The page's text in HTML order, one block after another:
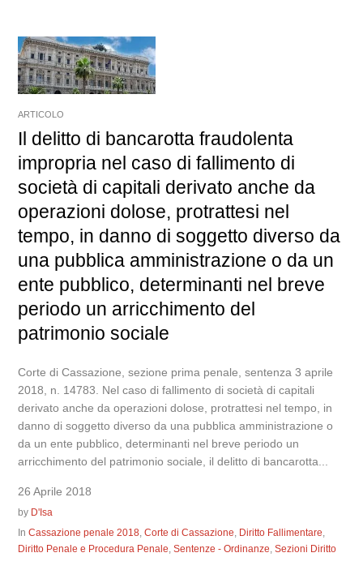
ARTICOLO
Il delitto di bancarotta fraudolenta
impropria nel caso di fallimento di
società di capitali derivato anche da
operazioni dolose, protrattesi nel
tempo, in danno di soggetto diverso da
una pubblica amministrazione o da un
ente pubblico, determinanti nel breve
periodo un arricchimento del
patrimonio sociale
Corte di Cassazione, sezione prima penale, sentenza 3 aprile
2018, n. 14783. Nel caso di fallimento di società di capitali
derivato anche da operazioni dolose, protrattesi nel tempo, in
danno di soggetto diverso da una pubblica amministrazione o
da un ente pubblico, determinanti nel breve periodo un
arricchimento del patrimonio sociale, il delitto di bancarotta...
26 Aprile 2018
by D'Isa
InCassazione penale 2018,Corte di Cassazione, Diritto Fallimentare,
Diritto Penale e Procedura Penale,Sentenze - Ordinanze,Sezioni Diritto